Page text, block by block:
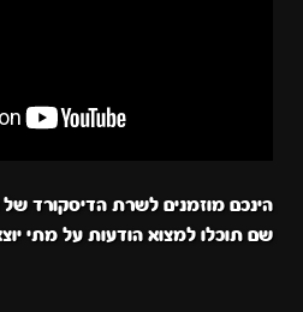
הינכם מוזמנים לשרת הדיסקורד
שם תוכלו למצוא הודעות על מתי